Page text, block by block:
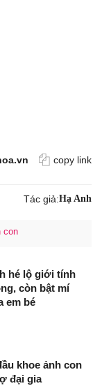
copy link
Tác giả:Hạ Anh
con
hé lộ giới tính
còn bật mí
em bé
khoe ảnh con
đại gia